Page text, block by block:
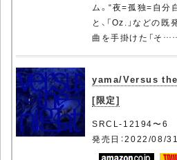
ム。“夜=孤独=自分
と、「Oz.」などの
曲を手掛けた「そ
yama/Versus
[限定]
SRCL-12194〜6
発売日：2022/08/31